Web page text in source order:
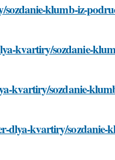
klumb-iz-
kvartiry/sozdanie-
kvartiry/sozdanie-
dlya-kvartiry/sozdanie-